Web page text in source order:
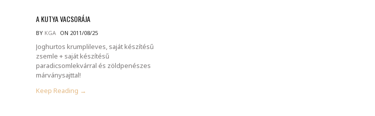
A KUTYA VACSORÁJA
BY KGA ON 2011/08/25
Joghurtos krumplileves, saját készítésű
zsemle + saját készítésű
paradicsomlekvárral és zöldpenészes
márványsajttal!
Keep Reading →